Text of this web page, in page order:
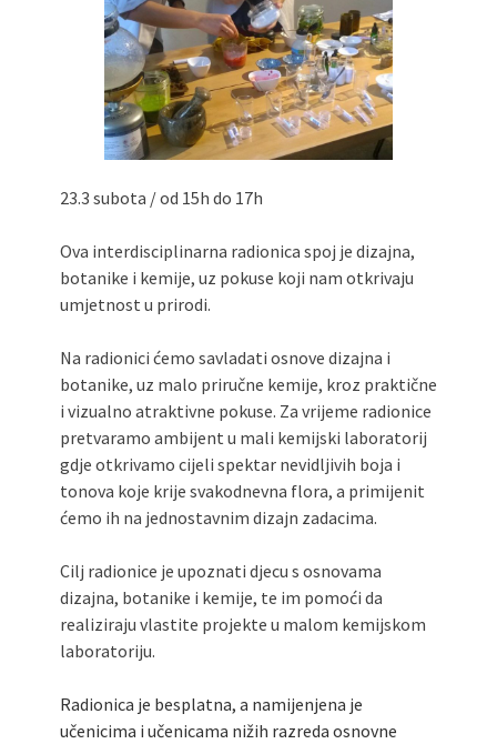
"Circles of Care, Art and Community"
2024 MARIO project
VDK street in Dugo Selo!
Zimski Bazaar 10 godina Živog Ateljea
DK | Winter Bazaar 10 years of Living
Atelier DK
exhibition
23.3 subota / od 15h do 17h
Ova interdisciplinarna radionica spoj je dizajna,
botanike i kemije, uz pokuse koji nam otkrivaju
umjetnost u prirodi.
Na radionici ćemo savladati osnove dizajna i
botanike, uz malo priručne kemije, kroz praktične
i vizualno atraktivne pokuse. Za vrijeme radionice
pretvaramo ambijent u mali kemijski laboratorij
gdje otkrivamo cijeli spektar nevidljivih boja i
tonova koje krije svakodnevna flora, a primijenit
ćemo ih na jednostavnim dizajn zadacima.
Cilj radionice je upoznati djecu s osnovama
dizajna, botanike i kemije, te im pomoći da
realiziraju vlastite projekte u malom kemijskom
laboratoriju.
Radionica je besplatna, a namijenjena je
učenicima i učenicama nižih razreda osnovne